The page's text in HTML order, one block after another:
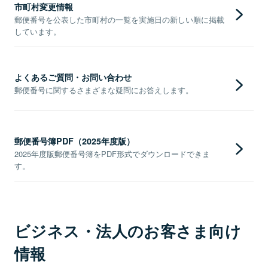
市町村変更情報
郵便番号を公表した市町村の一覧を実施日の新しい順に掲載
しています。
よくあるご質問・お問い合わせ
郵便番号に関するさまざまな疑問にお答えします。
郵便番号簿PDF（2025年度版）
2025年度版郵便番号簿をPDF形式でダウンロードできま
す。
ビジネス・法人のお客さま向け
情報